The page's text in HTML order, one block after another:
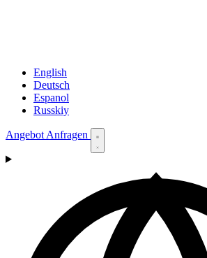
English
Deutsch
Espanol
Russkiy
Angebot Anfragen